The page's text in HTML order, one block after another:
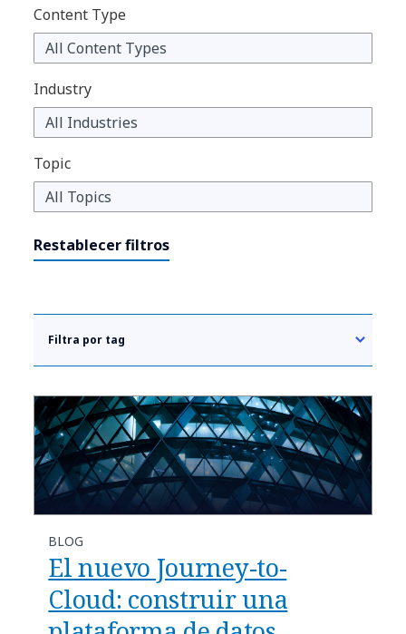
Content Type
Industry
Topic
Restablecer filtros
Filtra por tag
BLOG
El nuevo Journey-to-
Cloud: construir una